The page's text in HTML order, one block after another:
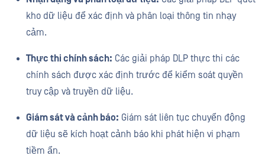
kho dữ liệu để xác định và phân loại thông tin nhạy
cảm.
Thực thi chính sách: Các giải pháp DLP thực thi các
chính sách được xác định trước để kiểm soát quyền
truy cập và truyền dữ liệu.
Giám sát và cảnh báo: Giám sát liên tục chuyển động
dữ liệu sẽ kích hoạt cảnh báo khi phát hiện vi phạm
tiềm ẩn.